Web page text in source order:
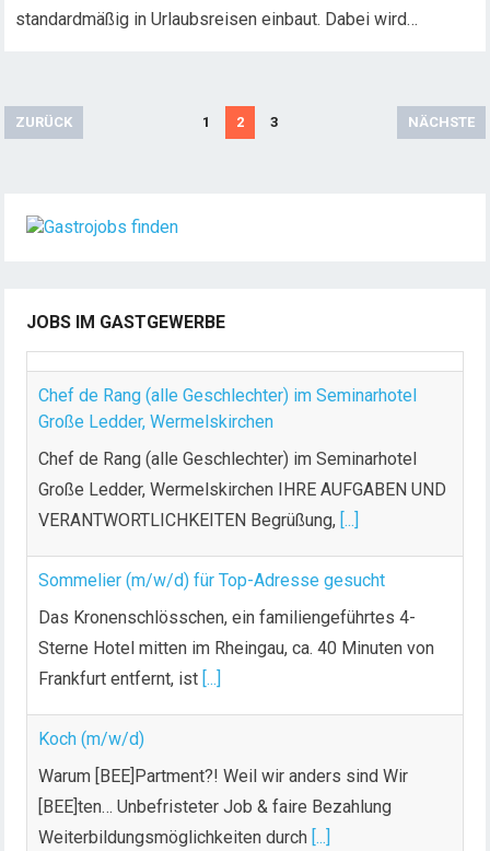
standardmäßig in Urlaubsreisen einbaut. Dabei wird…
ZURÜCK 1 2 3 NÄCHSTE
JOBS IM GASTGEWERBE
Chef de Rang (alle Geschlechter) im Seminarhotel
Große Ledder, Wermelskirchen
Große Ledder, Wermelskirchen IHRE AUFGABEN UND
VERANTWORTLICHKEITEN Begrüßung,[...]
Sommelier (m/w/d) für Top-Adresse gesucht
Das Kronenschlösschen, ein familiengeführtes 4-
Sterne Hotel mitten im Rheingau, ca. 40 Minuten von
Frankfurt entfernt, ist[...]
Koch (m/w/d)
Warum [BEE]Partment?! Weil wir anders sind Wir
[BEE]ten… Unbefristeter Job & faire Bezahlung
Weiterbildungsmöglichkeiten durch [...]